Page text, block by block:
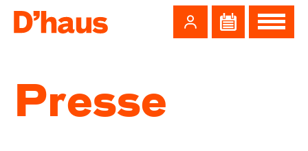
Presse